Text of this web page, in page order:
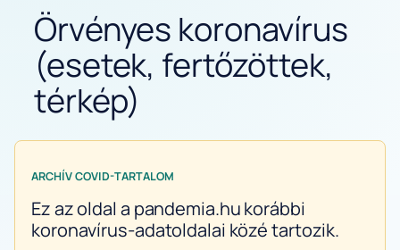
Örvényes koronavírus
(esetek, fertőzöttek,
térkép)
ARCHÍV COVID-TARTALOM
Ez az oldal a pandemia.hu korábbi
koronavírus-adatoldalai közé tartozik.